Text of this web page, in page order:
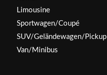
Limousine
Sportwagen/Coupé
SUV/Geländewagen/Pickup
Van/Minibus